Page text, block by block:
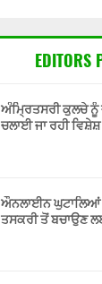
EDITORS
ਅੰਮ੍ਰਿਤਸਰੀ ਕੁਲਚੇ
ਚਲਾਈ ਜਾ ਰਹੀ
ਔਨਲਾਈਨ ਘੁਟਾਲਿਆਂ
ਤਸਕਰੀ ਤੋਂ ਬਚਾਉਣ